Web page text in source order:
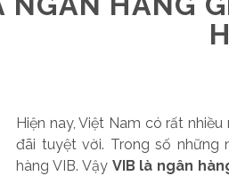
Hiện nay, Việt Nam có rất
đãi tuyệt vời. Trong số những
hàng VIB. Vậy VIB là ngân